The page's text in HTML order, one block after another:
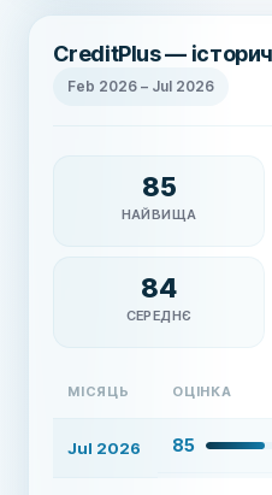
CreditPlus —
Feb 2026 – Jul 2026
85
НАЙВИЩА
84
СЕРЕДНЄ
МІСЯЦЬ ОЦІНКА
Jul 2026 85